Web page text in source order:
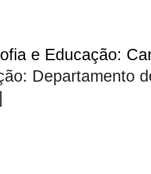
e Educação:
Departamento